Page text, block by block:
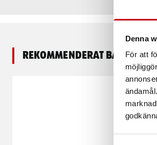
Denna
För att
Rekommenderat baserat